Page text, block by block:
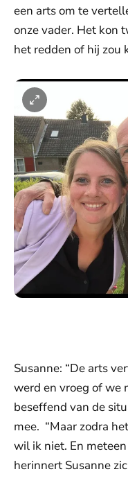
een arts om te
onze vader. Het kon
het redden of hij zou
Susanne: “De arts
werd en vroeg of we
beseffend van de
mee. “Maar zodra
wil ik niet. En
herinnert Susanne